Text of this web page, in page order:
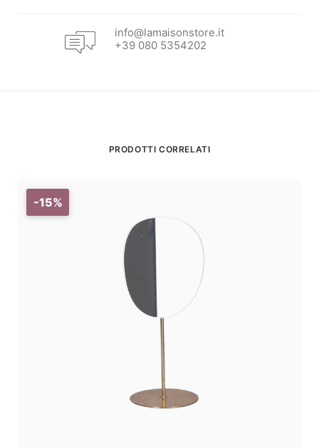
info@lamaisonstore.it
+39 080 5354202
PRODOTTI CORRELATI
-15%